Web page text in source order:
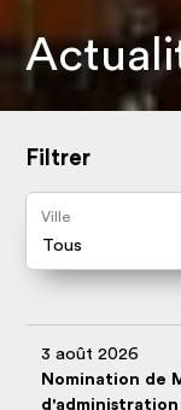
Filtrer
Ville
3 août 2026
Nomination de
d'administration